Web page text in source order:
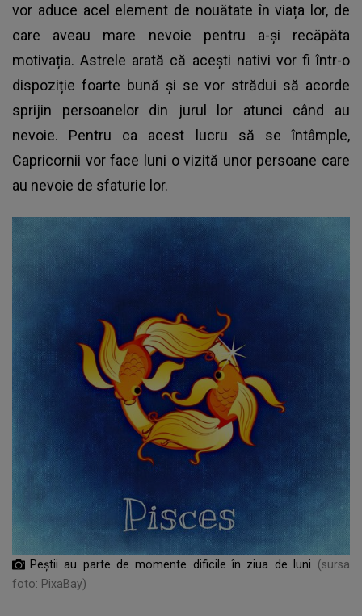
vor aduce acel element de nouătate în viața lor, de
care aveau mare nevoie pentru a-și recăpăta
motivația. Astrele arată că acești nativi vor fi într-o
dispoziție foarte bună și se vor strădui să acorde
sprijin persoanelor din jurul lor atunci când au
nevoie. Pentru ca acest lucru să se întâmple,
Capricornii vor face luni o vizită unor persoane care
au nevoie de sfaturie lor.
Peștii au parte de momente dificile în ziua de luni
(sursa
foto: PixaBay)